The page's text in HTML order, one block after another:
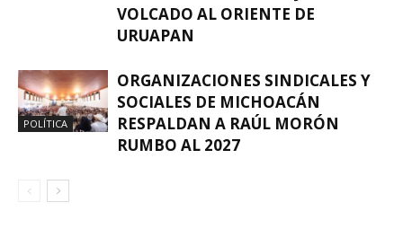
VOLCADO AL ORIENTE DE
URUAPAN
POLÍTICA
ORGANIZACIONES SINDICALES Y
SOCIALES DE MICHOACÁN
RESPALDAN A RAÚL MORÓN
RUMBO AL 2027